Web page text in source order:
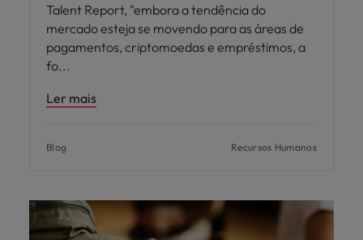
Talent Report, "embora a tendência do
mercado esteja se movendo para as áreas de
pagamentos, criptomoedas e empréstimos, a
fo
Ler mais
Blog Recursos Humanos